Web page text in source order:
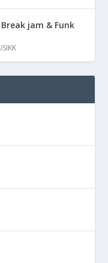
jam & Funk